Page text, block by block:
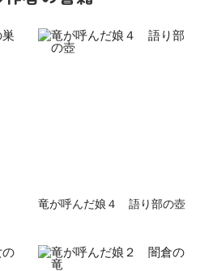
竜が呼んだ娘４ 語り部の壺